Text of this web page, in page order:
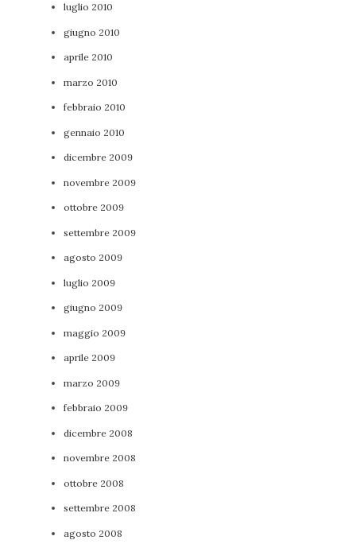
luglio 2010
giugno 2010
aprile 2010
marzo 2010
febbraio 2010
gennaio 2010
dicembre 2009
novembre 2009
ottobre 2009
settembre 2009
agosto 2009
luglio 2009
giugno 2009
maggio 2009
aprile 2009
marzo 2009
febbraio 2009
dicembre 2008
novembre 2008
ottobre 2008
settembre 2008
agosto 2008